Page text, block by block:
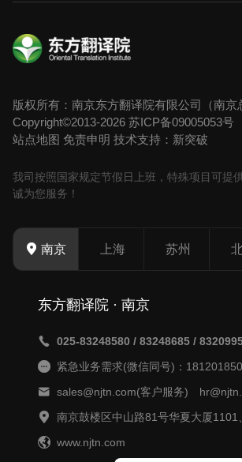
版权所有：南京东方翻译院有限公司（南京
Copyright©2013-2026 苏ICP备09005053号
站点地图 免责申明 技术支持：新突破
我司按照国家规定节假日上班，特殊项目可提
诚为您服务！
南京 上海 苏州
东方翻译院 · 南京
025-83248580 / 83248685 /
紧急业务需求(微信同号)：
sales@njtn.com(客户服务)
南京鼓楼区中山路81号华夏大厦1101
www.njtn.com